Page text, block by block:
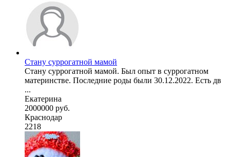
Стану суррогатной мамой
Стану суррогатной мамой. Был опыт в суррогатном
материнстве. Последние роды были 30.12.2022. Есть дв
...
Екатерина
2000000 руб.
Краснодар
2218